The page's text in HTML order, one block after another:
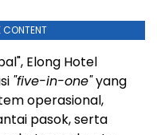
CONTENT
Elong Hotel
"five-in-one"yang
operasional,
pasok, serta